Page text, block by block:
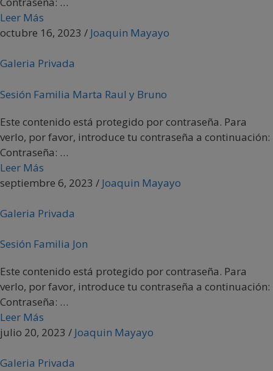
Leer Más
octubre 16, 2023 / Joaquin Mayayo
Galeria Privada
Sesión Familia Marta Raul y Bruno
Este contenido está protegido por contraseña. Para
verlo, por favor, introduce tu contraseña a continuación:
Contraseña: …
Leer Más
septiembre 6, 2023 / Joaquin Mayayo
Galeria Privada
Sesión Familia Jon
Este contenido está protegido por contraseña. Para
verlo, por favor, introduce tu contraseña a continuación:
Contraseña: …
Leer Más
julio 20, 2023 / Joaquin Mayayo
Galeria Privada